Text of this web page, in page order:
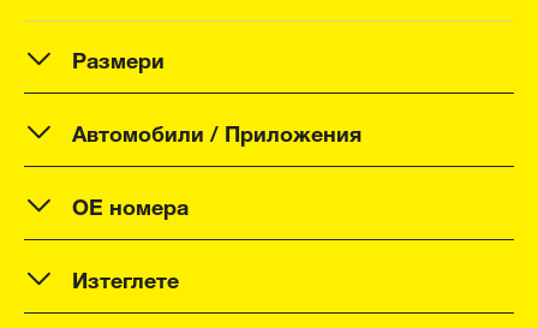
Размери
Автомобили / Приложения
OE номера
Изтеглете